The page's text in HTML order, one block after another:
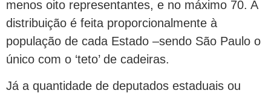
menos oito representantes, e no máximo 70. A
distribuição é feita proporcionalmente à
população de cada Estado –sendo São Paulo o
único com o ‘teto’ de cadeiras.
Já a quantidade de deputados estaduais ou